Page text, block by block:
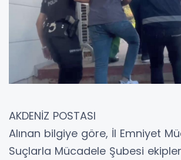
AKDENİZ POSTASI
Alınan bilgiye göre, İl Emniyet
Suçlarla Mücadele Şubesi